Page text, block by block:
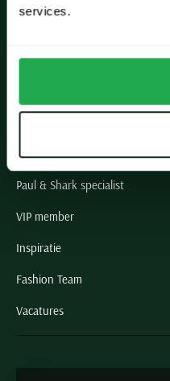
services.
Noordwijk
Schulte Herenmode
Grote maten herenkleding
Paul & Shark specialist
VIP member
Inspiratie
Fashion Team
Vacatures